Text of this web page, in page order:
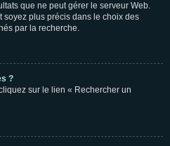
que ne peut gérer le serveur Web.
soyez plus précis dans le choix des
par la recherche.
?
sur le lien « Rechercher un